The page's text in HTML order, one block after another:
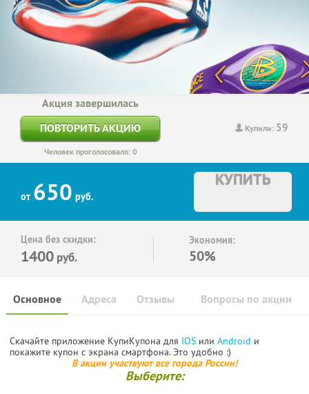
Купили: 59
Акция завершилась
ПОВТОРИТЬ АКЦИЮ
Человек проголосовало: 0
от 650 руб.
КУПИТЬ
Цена без скидки:
1400 руб.
Экономия:
50%
Основное Отзывы Вопросы по акции
Адреса
Скачайте приложение КупиКупона для IOS или Android и
покажите купон с экрана смартфона. Это удобно :)
В акции участвуют все города России!
Выберите: